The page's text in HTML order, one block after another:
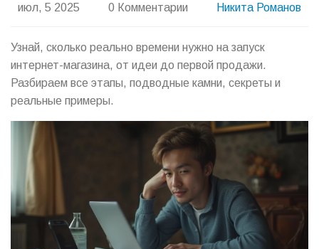
июл, 5 2025 0 Комментарии Никита Романов
Узнай, сколько реально времени нужно на запуск
интернет-магазина, от идеи до первой продажи.
Разбираем все этапы, подводные камни, секреты и
реальные примеры.